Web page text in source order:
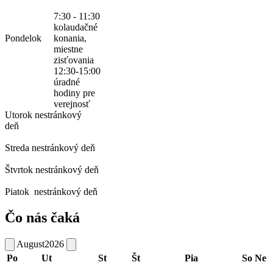
Pondelok
7:30 - 11:30
kolaudačné
konania,
miestne
zisťovania
12:30-15:00
úradné
hodiny pre
verejnosť
Utorok nestránkový
deň
Streda nestránkový deň
Štvrtok nestránkový deň
Piatok nestránkový deň
Čo nás čaká
August2026
Po
Ut St Št Pia So Ne